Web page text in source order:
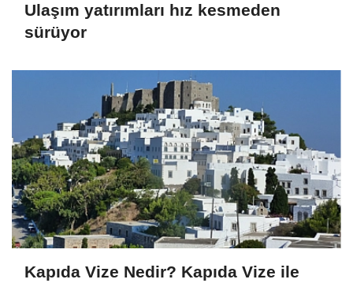
Ulaşım yatırımları hız kesmeden
sürüyor
Kapıda Vize Nedir? Kapıda Vize ile